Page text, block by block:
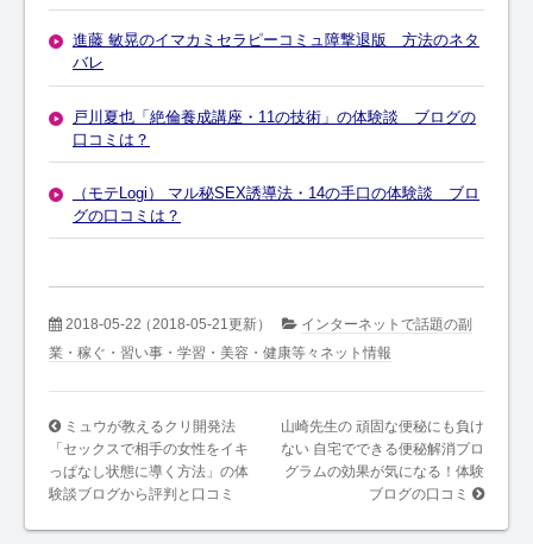
進藤 敏晃のイマカミセラピーコミュ障撃退版 方法のネタ
バレ
戸川夏也「絶倫養成講座・11の技術」の体験談 ブログの
口コミは？
（モテLogi） マル秘SEX誘導法・14の手口の体験談 ブロ
グの口コミは？
2018-05-22（2018-05-21更新）
インターネットで話題の副
業・稼ぐ・習い事・学習・美容・健康等々ネット情報
ミュウが教えるクリ開発法
「セックスで相手の女性をイキ
っぱなし状態に導く方法」の体
験談ブログから評判と口コミ
山崎先生の 頑固な便秘にも負け
ない 自宅でできる便秘解消プロ
グラムの効果が気になる！体験
ブログの口コミ